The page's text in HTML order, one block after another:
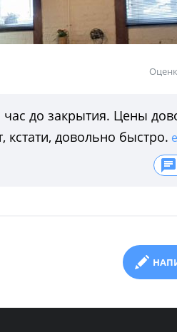
до закрытия. Цены
довольно быстро.